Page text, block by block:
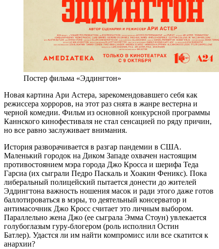
Постер фильма «Эддингтон»
Новая картина Ари Астера, зарекомендовавшего себя как
режиссера хорроров, на этот раз снята в жанре вестерна и
черной комедии. Фильм из основной конкурсной программы
Каннского кинофестиваля не стал сенсацией по ряду причин,
но все равно заслуживает внимания.
История разворачивается в разгар пандемии в США.
Маленький городок на Диком Западе охвачен настоящим
противостоянием мэра города Джо Кросса и шерифа Теда
Гарсиа (их сыграли Педро Паскаль и Хоакин Феникс). Пока
либеральный полицейский пытается донести до жителей
Эддингтона важность ношения масок и ради этого даже готов
баллотироваться в мэры, то деятельный консерватор и
антимасочник Джо Кросс считает это личным выбором.
Параллельно жена Джо (ее сыграла Эмма Стоун) увлекается
голубоглазым гуру-блогером (роль исполнил Остин
Батлер). Удастся ли им найти компромисс или все скатится к
анархии?